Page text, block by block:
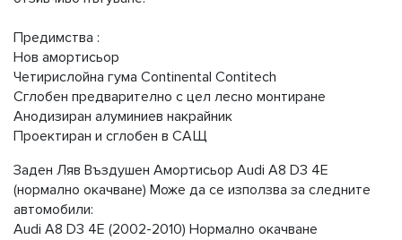
Предимства :
Нов амортисьор
Четирислойна гума Continental Contitech
Сглобен предварително с цел лесно монтиране
Анодизиран алуминиев накрайник
Проектиран и сглобен в САЩ
Заден Ляв Въздушен Амортисьор Audi A8 D3 4E
(нормално окачване) Може да се използва за следните
автомобили:
Audi A8 D3 4E (2002-2010) Нормално окачване